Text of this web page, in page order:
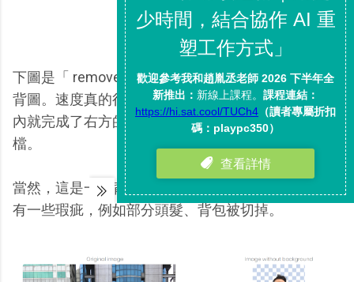
果。
下圖是「 remove.bg 」上傳照片後，自動完成的去
背圖。速度真的很快，包含上傳時間，在不到 20 秒
內就完成了右方的去背結果，並且可以直接下載圖
檔。
當然，這是一張背景複雜的照片，所以去背後的結果
有一些瑕疵，例如部分頭髮、背包被切掉。